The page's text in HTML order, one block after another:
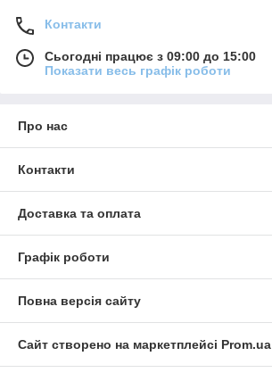
Контакти
Сьогодні працює з 09:00 до 15:00
Показати весь графік роботи
Про нас
Контакти
Доставка та оплата
Графік роботи
Повна версія сайту
Сайт створено на маркетплейсі Prom.ua